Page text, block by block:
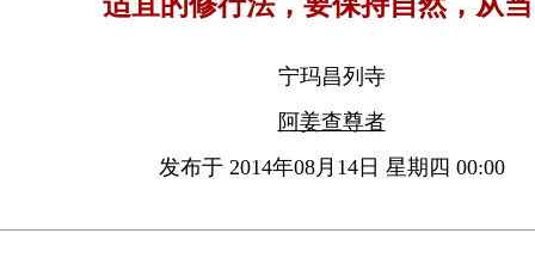
宁玛昌列寺
阿姜查尊者
发布于 2014年08月14日 星期四 00:00